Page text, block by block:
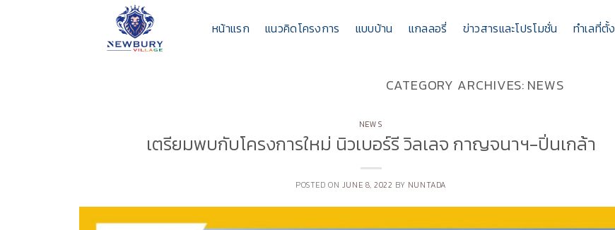
หน้าแรก แนวคิดโครงการ แบบบ้าน แกลลอรี่ ข่าวสารและโปรโมชั่น ทำเลที่ตั้ง
CATEGORY ARCHIVES: NEWS
NEWS
เตรียมพบกับโครงการใหม่ นิวเบอร์รี วิลเลจ กาญจนาฯ-ปิ่นเกล้า
POSTED ON JUNE 8, 2022 BY NUNTADA